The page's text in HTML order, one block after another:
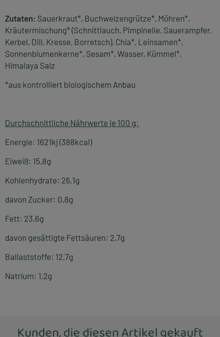
Zutaten: Sauerkraut*, Buchweizengrütze*, Möhren*,
Kräutermischung* (Schnittlauch, Pimpinelle, Sauerampfer,
Kerbel, Dill, Kresse, Borretsch), Chia*, Leinsamen*,
Sonnenblumenkerne*, Sesam*, Wasser, Kümmel*,
Himalaya Salz
*aus kontrolliert biologischem Anbau
Durchschnittliche Nährwerte je 100 g:
Energie: 1621kj (388kcal)
Eiweiß: 15,8g
Kohlenhydrate: 26,1g
davon Zucker: 0,8g
Fett: 23,6g
davon gesättigte Fettsäuren: 2,7g
Ballaststoffe: 12,7g
Natrium: 1,2g
Kunden, die diesen Artikel gekauft